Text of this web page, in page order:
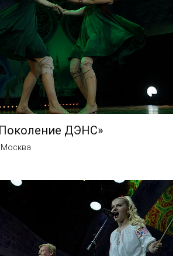
ДЭНС»
Москва